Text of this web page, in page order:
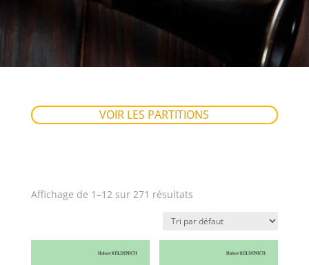
VOIR LES PARTITIONS
Affichage de 1–12 sur 271 résultats